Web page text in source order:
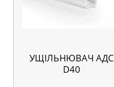
УЩІЛЬНЮВАЧ АДС
D40